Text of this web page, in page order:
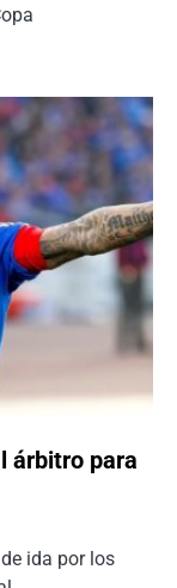
árbitro para
ida por los